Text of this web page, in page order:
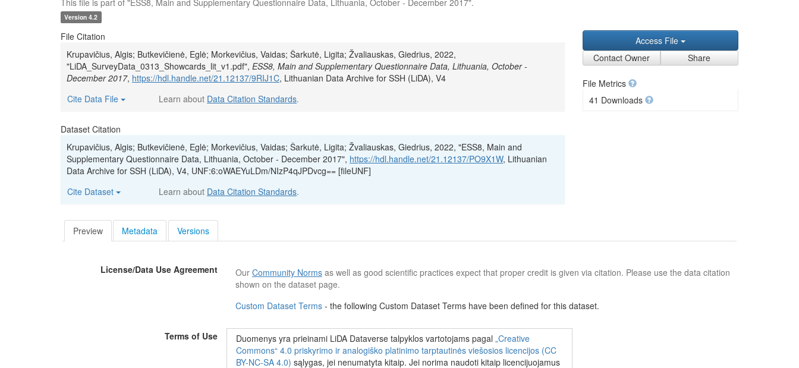
This file is part of "ESS8, Main and Supplementary Questionnaire Data, Lithuania, October - December 2017".
Version 4.2
File Citation
Krupavičius, Algis; Butkevičienė, Eglė; Morkevičius, Vaidas; Šarkutė, Ligita; Žvaliauskas, Giedrius, 2022,
"LiDA_SurveyData_0313_Showcards_lit_v1.pdf", ESS8, Main and Supplementary Questionnaire Data, Lithuania, October -
December 2017, https://hdl.handle.net/21.12137/9RIJ1C, Lithuanian Data Archive for SSH (LiDA), V4
Cite Data File
Learn about Data Citation Standards.
Dataset Citation
Krupavičius, Algis; Butkevičienė, Eglė; Morkevičius, Vaidas; Šarkutė, Ligita; Žvaliauskas, Giedrius, 2022, "ESS8, Main and
Supplementary Questionnaire Data, Lithuania, October - December 2017", https://hdl.handle.net/21.12137/PO9X1W, Lithuanian
Data Archive for SSH (LiDA), V4, UNF:6:oWAEYuLDm/NIzP4qJPDvcg== [fileUNF]
Cite Dataset
Learn about Data Citation Standards.
Access File
Contact Owner
Share
File Metrics
41 Downloads
Preview Metadata Versions
License/Data Use Agreement Our Community Normsas well as good scientific practices expect that proper credit is given via citation. Please use the data citation
shown on the dataset page.
Custom Dataset Terms - the following Custom Dataset Terms have been defined for this dataset.
Terms of Use Duomenys yra prieinami LiDA Dataverse talpyklos vartotojams pagal „Creative
Commons“ 4.0 priskyrimo ir analogiško platinimo tarptautinės viešosios licencijos (CC
BY-NC-SA 4.0) sąlygas, jei nenumatyta kitaip. Jei norima naudoti kitaip licencijuojamus